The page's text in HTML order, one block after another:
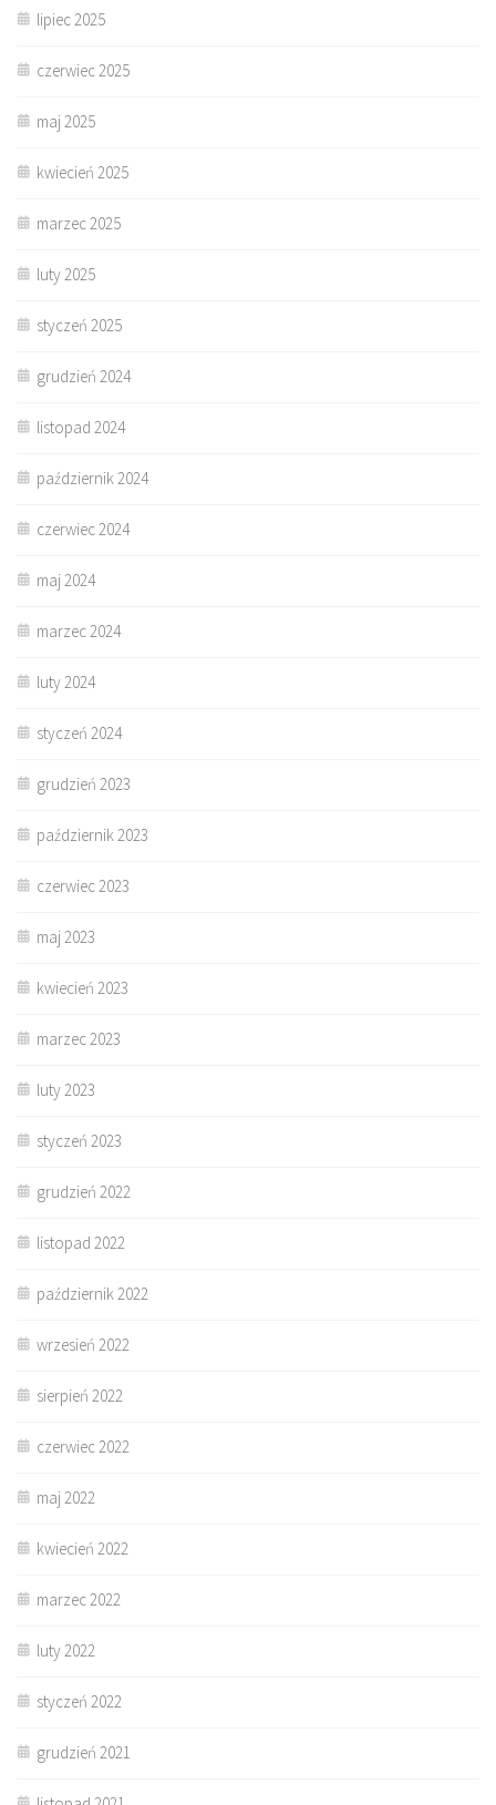
lipiec 2025
czerwiec 2025
maj 2025
kwiecień 2025
marzec 2025
luty 2025
styczeń 2025
grudzień 2024
listopad 2024
październik 2024
czerwiec 2024
maj 2024
marzec 2024
luty 2024
styczeń 2024
grudzień 2023
październik 2023
czerwiec 2023
maj 2023
kwiecień 2023
marzec 2023
luty 2023
styczeń 2023
grudzień 2022
listopad 2022
październik 2022
wrzesień 2022
sierpień 2022
czerwiec 2022
maj 2022
kwiecień 2022
marzec 2022
luty 2022
styczeń 2022
grudzień 2021